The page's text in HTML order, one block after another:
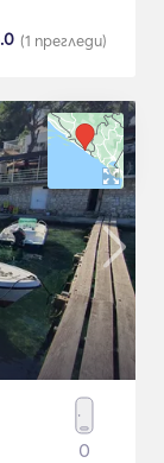
(1 прегледи)
0